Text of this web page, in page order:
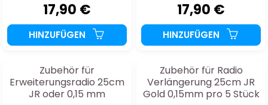
17,90 €
HINZUFÜGEN
17,90 €
HINZUFÜGEN
Zubehör für
Erweiterungsradio 25cm
JR oder 0,15 mm
Zubehör für Radio
Verlängerung 25cm JR
Gold 0,15mm pro 5 Stück